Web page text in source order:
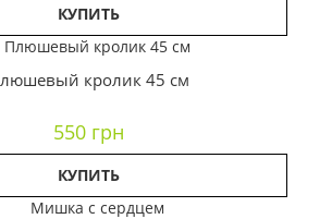
КУПИТЬ
кролик 45 см
550 грн
КУПИТЬ